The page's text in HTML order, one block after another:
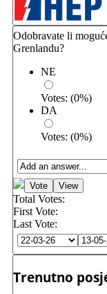
Odobravate li
Grenlandu?
NE
Votes: (0%)
DA
Votes: (0%)
Total Votes:
First Vote:
Last Vote:
Trenutno